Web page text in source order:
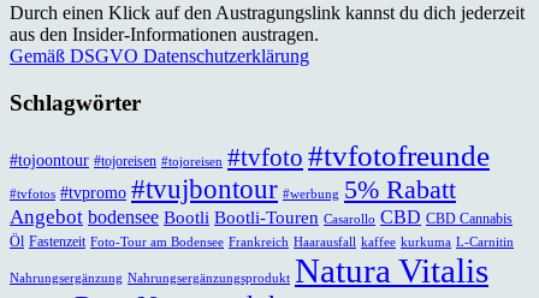
Durch einen Klick auf den Austragungslink kannst du dich jederzeit
aus den Insider-Informationen austragen.
Gemäß DSGVO Datenschutzerklärung
Schlagwörter
#tojoontour #tojoreisen #tojoreisen #tvfoto #tvfotofreunde
#tvfotos #tvpromo #tvujbontour #werbung 5% Rabatt
Angebot bodensee Bootli Bootli-Touren Casarollo CBD CBD Cannabis
Öl Fastenzeit Foto-Tour am Bodensee Frankreich Haarausfall kaffee kurkuma L-Carnitin
Nahrungsergänzung Nahrungsergänzungsprodukt Natura Vitalis